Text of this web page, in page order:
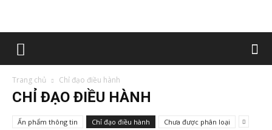
Trang chủ Chỉ đạo điều hành
CHỈ ĐẠO ĐIỀU HÀNH
Ấn phẩm thông tin Chỉ đạo điều hành Chưa được phân loại